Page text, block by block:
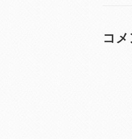
コ